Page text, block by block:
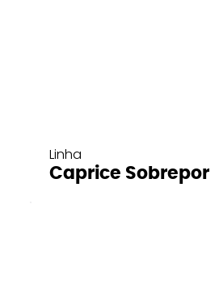
Linha
Caprice Sobrepor